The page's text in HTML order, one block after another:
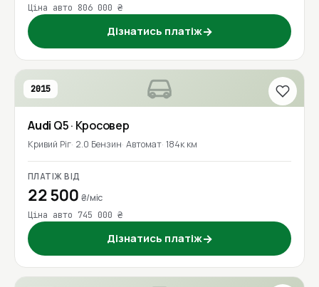
Ціна авто 806 000 ₴
Дізнатись платіж→
2015
Audi Q5· Кросовер
Кривий Ріг 2.0 Бензин Автомат 184к км
ПЛАТІЖ ВІД
22 500 ₴/міс
Ціна авто 745 000 ₴
Дізнатись платіж→